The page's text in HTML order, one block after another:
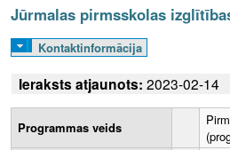
Jūrmalas pirmsskolas
Kontaktinformācija
Ieraksts atjaunots: 2023-02-14
Programmas veids